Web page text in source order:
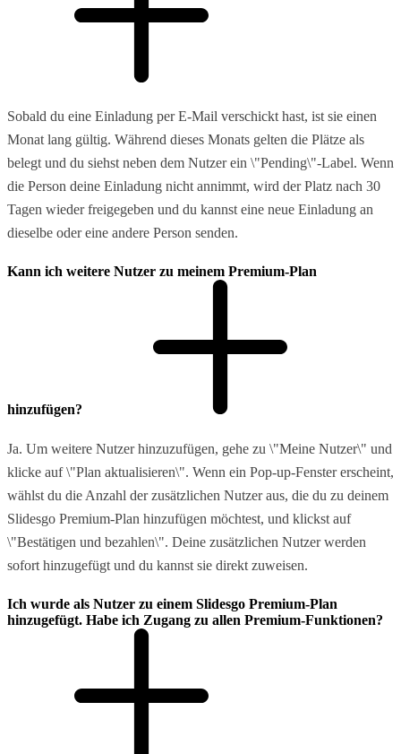
Sobald du eine Einladung per E-Mail verschickt hast, ist sie einen
Monat lang gültig. Während dieses Monats gelten die Plätze als
belegt und du siehst neben dem Nutzer ein \"Pending\"-Label. Wenn
die Person deine Einladung nicht annimmt, wird der Platz nach 30
Tagen wieder freigegeben und du kannst eine neue Einladung an
dieselbe oder eine andere Person senden.
Kann ich weitere Nutzer zu meinem Premium-Plan
hinzufügen?
Ja. Um weitere Nutzer hinzuzufügen, gehe zu \"Meine Nutzer\" und
klicke auf \"Plan aktualisieren\". Wenn ein Pop-up-Fenster erscheint,
wählst du die Anzahl der zusätzlichen Nutzer aus, die du zu deinem
Slidesgo Premium-Plan hinzufügen möchtest, und klickst auf
\"Bestätigen und bezahlen\". Deine zusätzlichen Nutzer werden
sofort hinzugefügt und du kannst sie direkt zuweisen.
Ich wurde als Nutzer zu einem Slidesgo Premium-Plan
hinzugefügt. Habe ich Zugang zu allen Premium-Funktionen?